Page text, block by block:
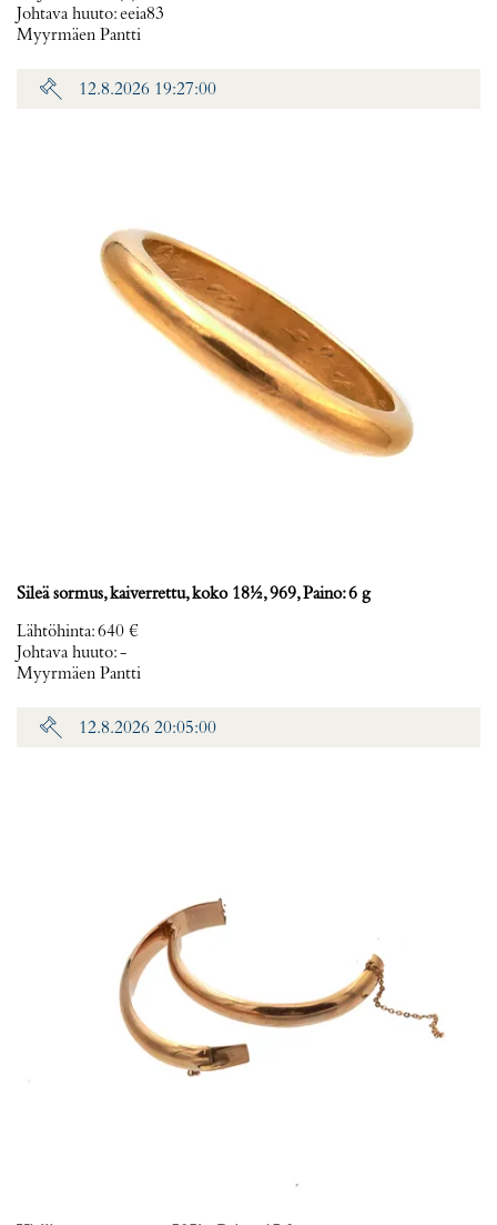
Johtava huuto:eeia83
Myyrmäen Pantti
12.8.2026 19:27:00
Sileä sormus, kaiverrettu, koko 18½, 969, Paino: 6 g
Lähtöhinta:640 €
Johtava huuto:-
Myyrmäen Pantti
12.8.2026 20:05:00